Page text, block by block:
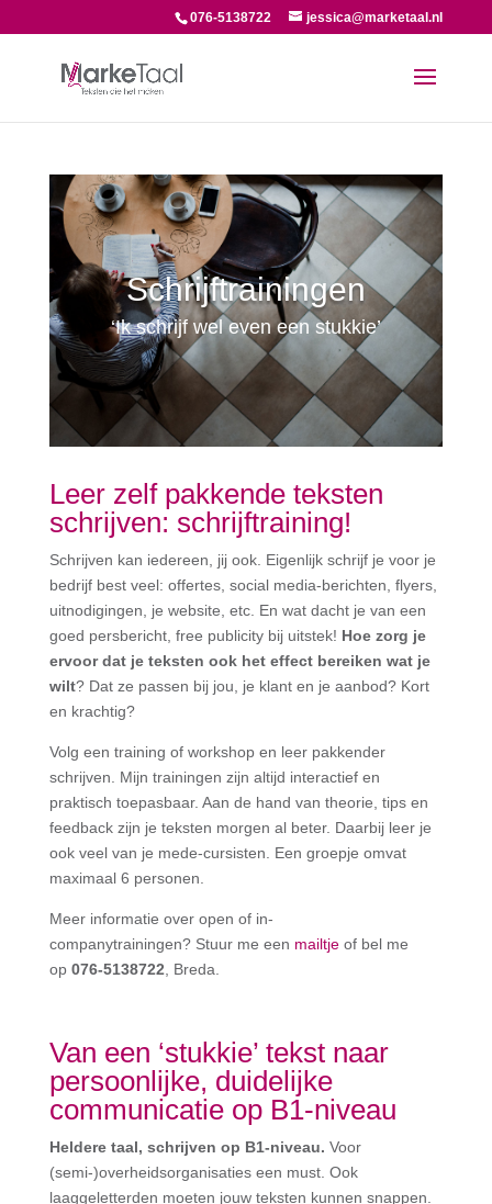
076-5138722 jessica@marketaal.nl
Schrijftrainingen
‘Ik schrijf wel even een stukkie’
Leer zelf pakkende teksten
schrijven: schrijftraining!
Schrijven kan iedereen, jij ook. Eigenlijk schrijf je voor je
bedrijf best veel: offertes, social media-berichten, flyers,
uitnodigingen, je website, etc. En wat dacht je van een
goed persbericht, free publicity bij uitstek! Hoe zorg je
ervoor dat je teksten ook het effect bereiken wat je
wilt? Dat ze passen bij jou, je klant en je aanbod? Kort
en krachtig?
Volg een training of workshop en leer pakkender
schrijven. Mijn trainingen zijn altijd interactief en
praktisch toepasbaar. Aan de hand van theorie, tips en
feedback zijn je teksten morgen al beter. Daarbij leer je
ook veel van je mede-cursisten. Een groepje omvat
maximaal 6 personen.
Meer informatie over open of in-
companytrainingen? Stuur me een mailtjeof bel me
op 076-5138722 , Breda.
Van een ‘stukkie’ tekst naar
persoonlijke, duidelijke
communicatie op B1-niveau
Heldere taal, schrijven op B1-niveau. Voor
(semi-)overheidsorganisaties een must. Ook
laaggeletterden moeten jouw teksten kunnen snappen.